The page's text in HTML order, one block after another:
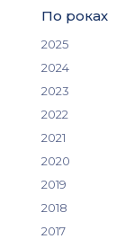
По роках
2025
2024
2023
2022
2021
2020
2019
2018
2017